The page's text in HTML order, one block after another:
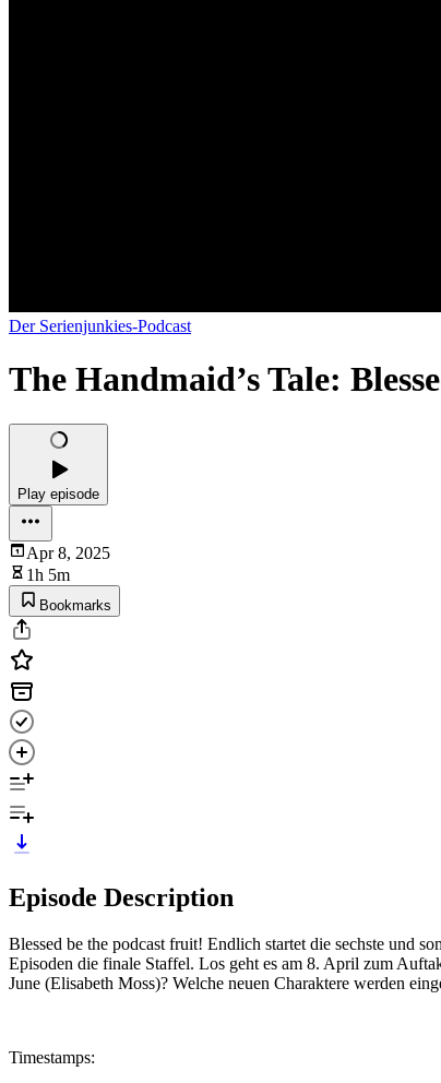
Der Serienjunkies-Podcast
The Handmaid’s Tale:
Play episode
Apr 8, 2025
1h 5m
Bookmarks
Episode Description
Blessed be the podcast fruit! Endlich startet die sechste und
Episoden die finale Staffel. Los geht es am 8. April zum
June (Elisabeth Moss)? Welche neuen Charaktere werden
Timestamps: